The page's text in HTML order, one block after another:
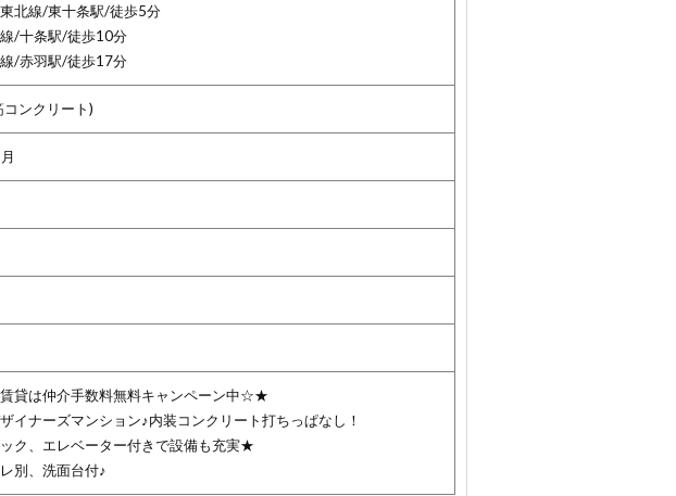
東北線/東十条駅/徒歩5分
線/十条駅/徒歩10分
線/赤羽駅/徒歩17分
コンクリート)
貸は仲介手数料無料キャンペーン中☆★
イナーズマンション♪内装コンクリート打ちっぱなし！
ク、エレベーター付きで設備も充実★
別、洗面台付♪